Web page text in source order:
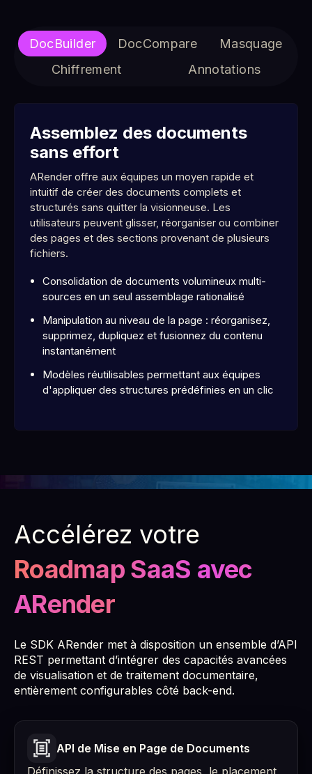
DocBuilder DocCompare
Masquage
Chiffrement
Annotations
Assemblez des documents
sans effort
ARender offre aux équipes un moyen rapide et
intuitif de créer des documents complets et
structurés sans quitter la visionneuse. Les
utilisateurs peuvent glisser, réorganiser ou combiner
des pages et des sections provenant de plusieurs
fichiers.
Consolidation de documents volumineux multi-
sources en un seul assemblage rationalisé
Manipulation au niveau de la page : réorganisez,
supprimez, dupliquez et fusionnez du contenu
instantanément
Modèles réutilisables permettant aux équipes
d'appliquer des structures prédéfinies en un clic
Accélérez votre
Roadmap SaaS avec
ARender
Le SDK ARender met à disposition un ensemble d’API
REST permettant d’intégrer des capacités avancées
de visualisation et de traitement documentaire,
entièrement configurables côté back-end.
API de Mise en Page de Documents